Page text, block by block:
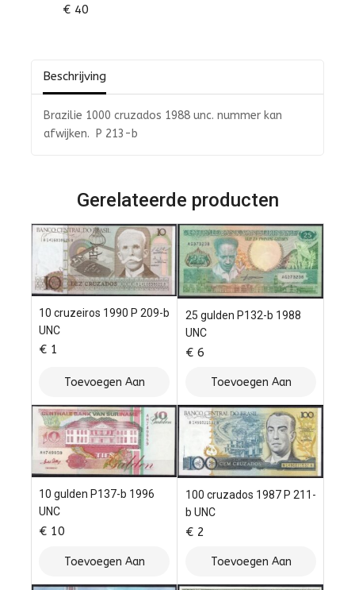
0
€40
Beschrijving
Brazilie 1000 cruzados 1988 unc. nummer kan
afwijken. P 213-b
Gerelateerde producten
10 cruzeiros 1990 P 209-b
UNC
€ 1
Toevoegen Aan
Winkelwagen
25 gulden P132-b 1988
UNC
€ 6
Toevoegen Aan
Winkelwagen
10 gulden P137-b 1996
UNC
€ 10
Toevoegen Aan
Winkelwagen
100 cruzados 1987 P 211-
b UNC
€ 2
Toevoegen Aan
Winkelwagen